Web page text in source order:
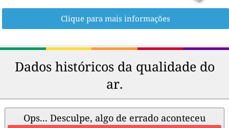
Clique para mais informações
Dados históricos da qualidade do
ar.
Ops... Desculpe, algo de errado aconteceu